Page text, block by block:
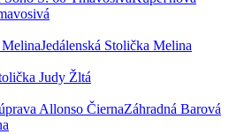
Jedálenská Stolička Melina
Judy Žltá
Záhradná Barová